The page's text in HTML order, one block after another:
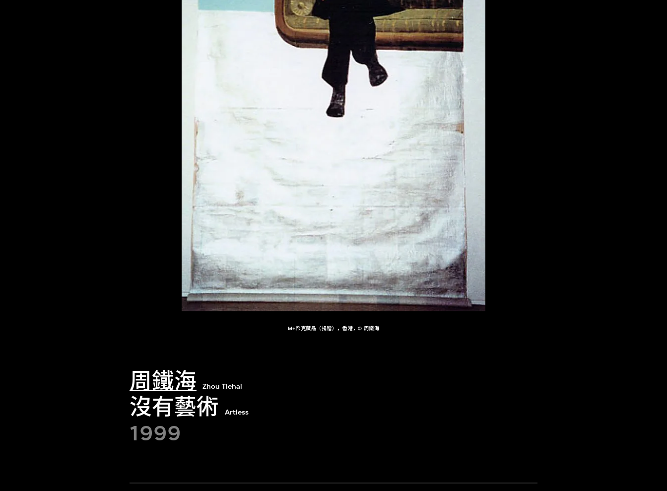
M+希克藏品（捐贈），香港，© 周鐵海
周鐵海 Zhou Tiehai
沒有藝術 Artless
1999